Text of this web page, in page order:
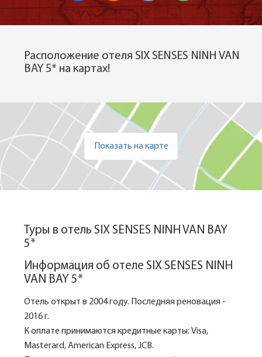
Расположение отеля SIX SENSES NINH VAN
BAY 5* на картах!
Показать на карте
Туры в отель SIX SENSES NINH VAN BAY
5*
Информация об отеле SIX SENSES NINH
VAN BAY 5*
Отель открыт в 2004 году. Последняя реновация -
2016 г.
К оплате принимаются кредитные карты: Visa,
Masterard, American Express, JCB.